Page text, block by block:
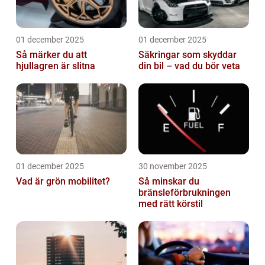
01 december 2025
Så märker du att
hjullagren är slitna
01 december 2025
Säkringar som skyddar
din bil – vad du bör veta
01 december 2025
Vad är grön mobilitet?
30 november 2025
Så minskar du
bränsleförbrukningen
med rätt körstil